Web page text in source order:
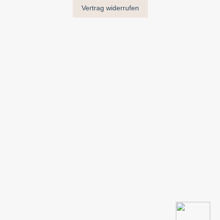
Vertrag widerrufen